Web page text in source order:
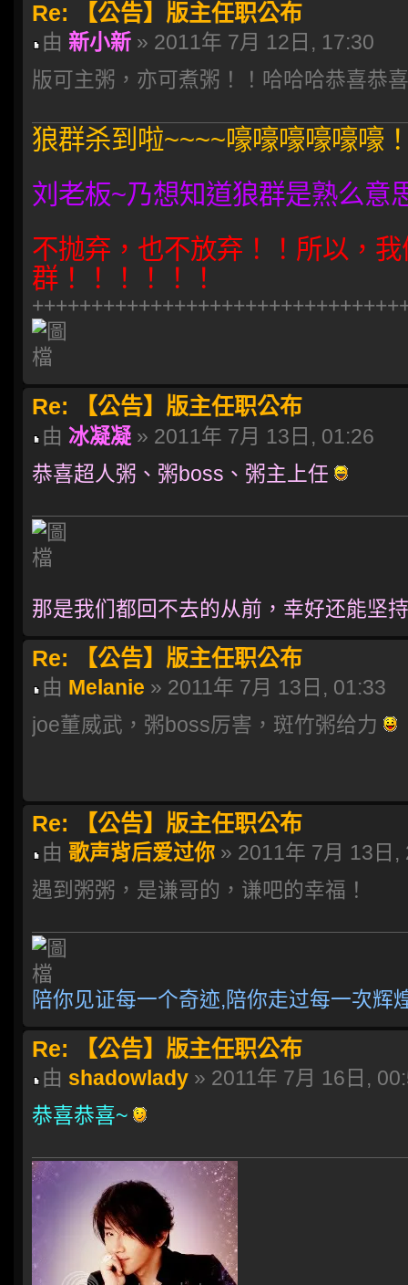
Re: 【公告】版主任职公布
由 新小新 » 2011年 7月 12日, 17:30
版可主粥，亦可煮粥！！哈哈哈恭喜恭
狼群杀到啦~~~~嚎嚎嚎嚎嚎嚎
刘老板~乃想知道狼群是熟么意
不抛弃，也不放弃！！所以，
群！！！！！！
Re: 【公告】版主任职公布
由 冰凝凝 » 2011年 7月 13日, 01:26
恭喜超人粥、粥boss、粥主上任
那是我们都回不去的从前，幸好还能坚
Re: 【公告】版主任职公布
由 Melanie » 2011年 7月 13日, 01:33
joe董威武，粥boss厉害，斑竹粥给力
Re: 【公告】版主任职公布
由 歌声背后爱过你 » 2011年 7月 13日,
遇到粥粥，是谦哥的，谦吧的幸福！
陪你见证每一个奇迹,陪你走过每一次辉
Re: 【公告】版主任职公布
由 shadowlady » 2011年 7月 16日,
恭喜恭喜~